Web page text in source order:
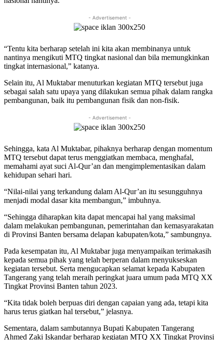
- Advertisement -
“Tentu kita berharap setelah ini kita akan membinanya untuk
nantinya mengikuti MTQ tingkat nasional dan bila memungkinkan
tingkat internasional,” katanya.
Selain itu, Al Muktabar menuturkan kegiatan MTQ tersebut juga
sebagai salah satu upaya yang dilakukan semua pihak dalam rangka
pembangunan, baik itu pembangunan fisik dan non-fisik.
- Advertisement -
Sehingga, kata Al Muktabar, pihaknya berharap dengan momentum
MTQ tersebut dapat terus menggiatkan membaca, menghafal,
memahami ayat suci Al-Qur’an dan mengimplementasikan dalam
kehidupan sehari hari.
“Nilai-nilai yang terkandung dalam Al-Qur’an itu sesungguhnya
menjadi modal dasar kita membangun,” imbuhnya.
“Sehingga diharapkan kita dapat mencapai hal yang maksimal
dalam melakukan pembangunan, pemerintahan dan kemasyarakatan
di Provinsi Banten bersama delapan kabupaten/kota,” sambungnya.
Pada kesempatan itu, Al Muktabar juga menyampaikan terimakasih
kepada semua pihak yang telah berperan dalam menyukseskan
kegiatan tersebut. Serta mengucapkan selamat kepada Kabupaten
Tangerang yang telah meraih peringkat juara umum pada MTQ XX
Tingkat Provinsi Banten tahun 2023.
“Kita tidak boleh berpuas diri dengan capaian yang ada, tetapi kita
harus terus giatkan hal tersebut,” jelasnya.
Sementara, dalam sambutannya Bupati Kabupaten Tangerang
Ahmed Zaki Iskandar berharap kegiatan MTQ XX Tingkat Provinsi